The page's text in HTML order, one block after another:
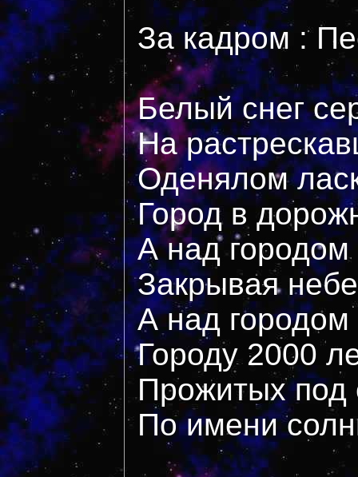
За кадром :
Белый снег
На
Оденялом
Город в
А над городом
Закрывая
А над
Городу 2000
Прожитых под
По имени